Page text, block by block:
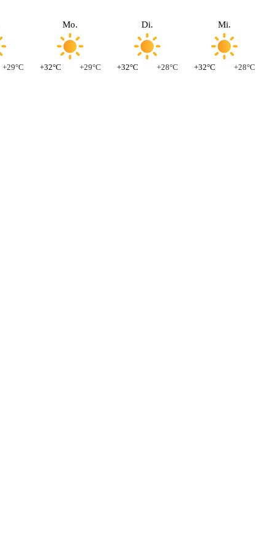
+29°C
Mo.
+32°C +29°C
Di.
+32°C +28°C
Mi.
+32°C +28°C